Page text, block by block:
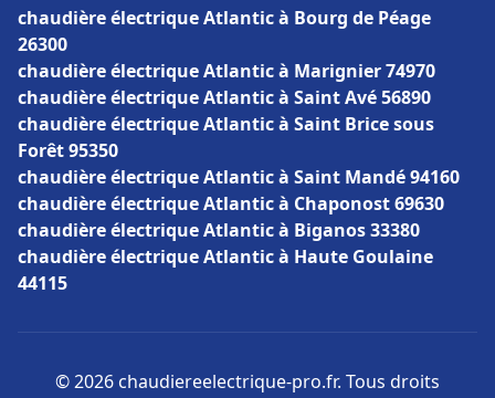
chaudière électrique Atlantic à Bourg de Péage
26300
chaudière électrique Atlantic à Marignier 74970
chaudière électrique Atlantic à Saint Avé 56890
chaudière électrique Atlantic à Saint Brice sous
Forêt 95350
chaudière électrique Atlantic à Saint Mandé 94160
chaudière électrique Atlantic à Chaponost 69630
chaudière électrique Atlantic à Biganos 33380
chaudière électrique Atlantic à Haute Goulaine
44115
© 2026 chaudiereelectrique-pro.fr. Tous droits